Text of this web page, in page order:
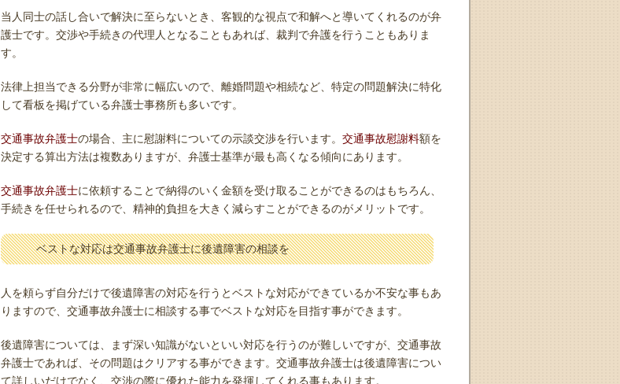
当人同士の話し合いで解決に至らないとき、客観的な視点で和解へと導いてくれるのが弁
護士です。交渉や手続きの代理人となることもあれば、裁判で弁護を行うこともありま
す。
法律上担当できる分野が非常に幅広いので、離婚問題や相続など、特定の問題解決に特化
して看板を掲げている弁護士事務所も多いです。
交通事故弁護士の場合、主に慰謝料についての示談交渉を行います。 交通事故慰謝料額を
決定する算出方法は複数ありますが、弁護士基準が最も高くなる傾向にあります。
交通事故弁護士に依頼することで納得のいく金額を受け取ることができるのはもちろん、
手続きを任せられるので、精神的負担を大きく減らすことができるのがメリットです。
ベストな対応は交通事故弁護士に後遺障害の相談を
人を頼らず自分だけで後遺障害の対応を行うとベストな対応ができているか不安な事もあ
りますので、交通事故弁護士に相談する事でベストな対応を目指す事ができます。
後遺障害については、まず深い知識がないといい対応を行うのが難しいですが、交通事故
弁護士であれば、その問題はクリアする事ができます。交通事故弁護士は後遺障害につい
て詳しいだけでなく、交渉の際に優れた能力を発揮してくれる事もあります。